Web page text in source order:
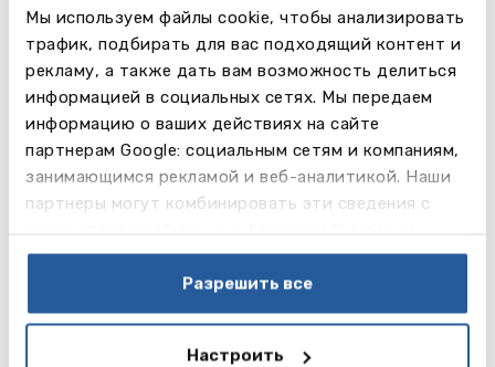
Мы используем файлы cookie, чтобы анализировать
трафик, подбирать для вас подходящий контент и
рекламу, а также дать вам возможность делиться
информацией в социальных сетях. Мы передаем
информацию о ваших действиях на сайте
партнерам Google: социальным сетям и компаниям,
занимающимся рекламой и веб-аналитикой. Наши
партнеры могут комбинировать эти сведения с
данными, которые они получили при использовании
Разрешить все
Настроить
A-Level– двухгодичная программа средней
школы. Студенты выбирают 4 предмета из
списка: Accounting, Ancient History, Art, Craft &
Design, Biology, Business Studies, Ceramics,
Chemistry, Classical Civilisation, Classical Greek,
Economics, English Language, English Literature,
Film Studies, French, Geography, Geology, German,
Graphic Communication, History, History of Art, ICT,
Mathematics, Media Studies, Music, Philosophy,
Photography, Physics, Politics, Psychology,
Statistics, Textile Design, Theatre Studies.